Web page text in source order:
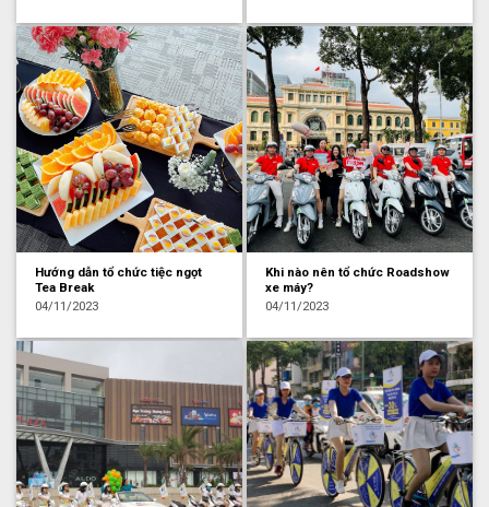
Hướng dẫn tổ chức tiệc ngọt
Tea Break
04/11/2023
Khi nào nên tổ chức Roadshow
xe máy?
04/11/2023